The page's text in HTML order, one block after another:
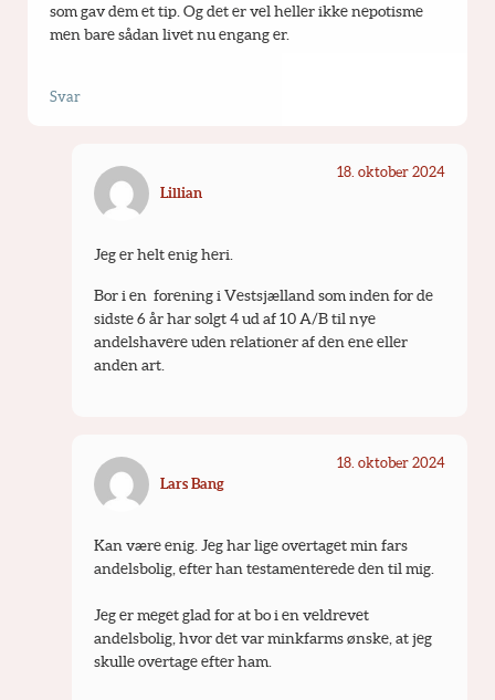
som gav dem et tip. Og det er vel heller ikke nepotisme
men bare sådan livet nu engang er.
Svar
Lillian
18. oktober 2024
Jeg er helt enig heri.
Bor i en  forening i Vestsjælland som inden for de
sidste 6 år har solgt 4 ud af 10 A/B til nye
andelshavere uden relationer af den ene eller
anden art.
Lars Bang
18. oktober 2024
Kan være enig. Jeg har lige overtaget min fars
andelsbolig, efter han testamenterede den til mig.
Jeg er meget glad for at bo i en veldrevet
andelsbolig, hvor det var minkfarms ønske, at jeg
skulle overtage efter ham.